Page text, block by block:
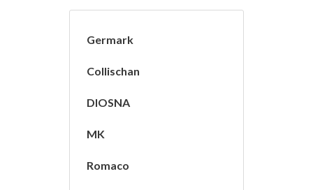
Germark
Collischan
DIOSNA
MK
Romaco